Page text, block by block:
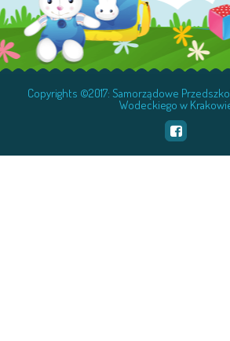
Copyrights ©2017: Samorządowe
Wodeckiego w